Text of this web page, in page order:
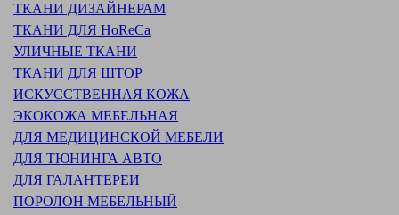
ТКАНИ ДИЗАЙНЕРАМ
ТКАНИ ДЛЯ HoReCa
УЛИЧНЫЕ ТКАНИ
ТКАНИ ДЛЯ ШТОР
ИСКУССТВЕННАЯ КОЖА
ЭКОКОЖА МЕБЕЛЬНАЯ
ДЛЯ МЕДИЦИНСКОЙ МЕБЕЛИ
ДЛЯ ТЮНИНГА АВТО
ДЛЯ ГАЛАНТЕРЕИ
ПОРОЛОН МЕБЕЛЬНЫЙ